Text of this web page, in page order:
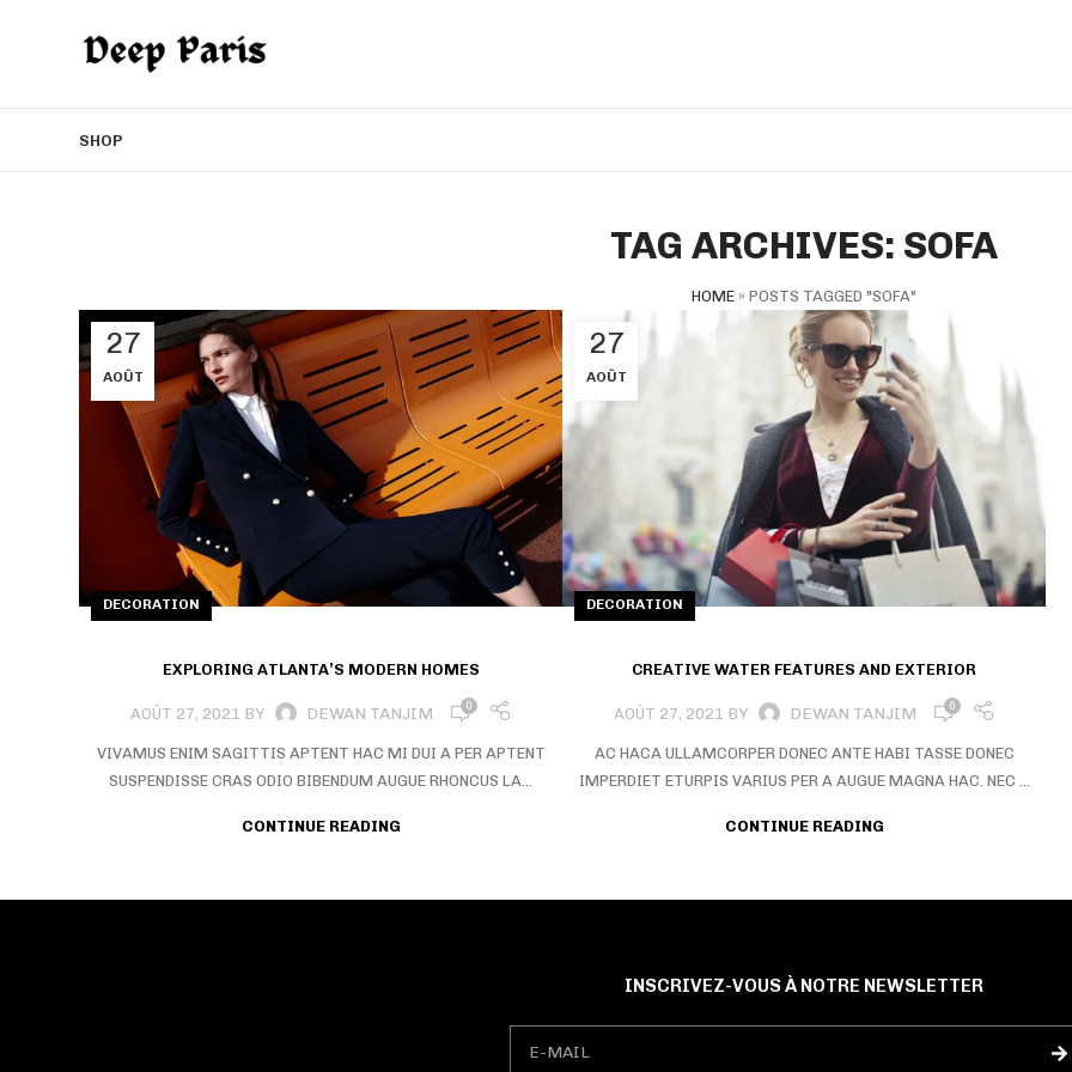
SHOP
TAG ARCHIVES: SOFA
HOME » POSTS TAGGED "SOFA"
27
AOÛT
DECORATION
EXPLORING ATLANTA’S MODERN HOMES
AOÛT 27, 2021 BY DEWAN TANJIM 0
VIVAMUS ENIM SAGITTIS APTENT HAC MI DUI A PER APTENT
SUSPENDISSE CRAS ODIO BIBENDUM AUGUE RHONCUS LA...
CONTINUE READING
27
AOÛT
DECORATION
CREATIVE WATER FEATURES AND EXTERIOR
AOÛT 27, 2021 BY DEWAN TANJIM 0
AC HACA ULLAMCORPER DONEC ANTE HABI TASSE DONEC
IMPERDIET ETURPIS VARIUS PER A AUGUE MAGNA HAC. NEC ...
CONTINUE READING
INSCRIVEZ-VOUS À NOTRE NEWSLETTER